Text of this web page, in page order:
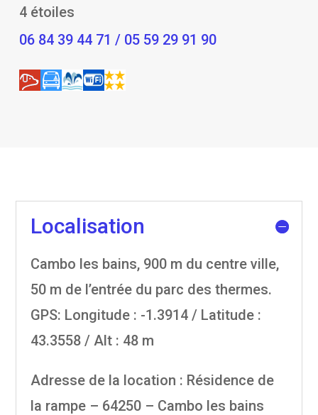
4 étoiles
06 84 39 44 71 / 05 59 29 91 90
Localisation
Cambo les bains, 900 m du centre ville,
50 m de l’entrée du parc des thermes.
GPS: Longitude : -1.3914 / Latitude :
43.3558 / Alt : 48 m
Adresse de la location : Résidence de
la rampe – 64250 – Cambo les bains